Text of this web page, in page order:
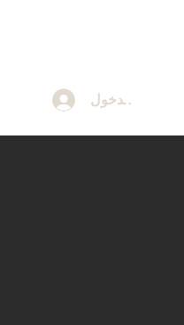
تسجيل الدخول